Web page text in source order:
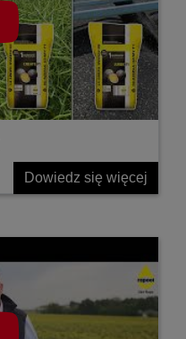
Dowiedz się więcej